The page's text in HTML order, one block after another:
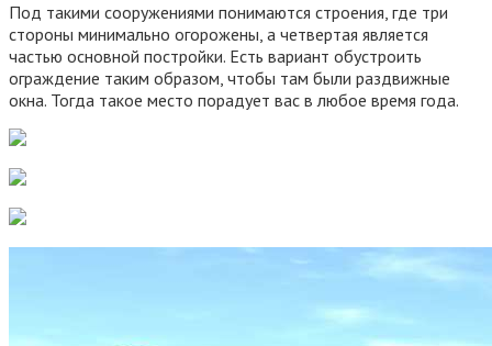
Под такими сооружениями понимаются строения, где три
стороны минимально огорожены, а четвертая является
частью основной постройки. Есть вариант обустроить
ограждение таким образом, чтобы там были раздвижные
окна. Тогда такое место порадует вас в любое время года.